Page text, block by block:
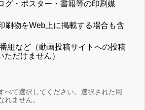
グ・ポスター・書籍等の印刷媒
刷物をWeb上に掲載する場合も含
組など（動画投稿サイトへの投稿
だけません）
べて選択してください。選択された用
れません。